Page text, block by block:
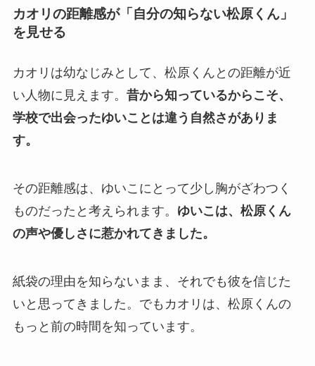
カオリの距離感が「自分の知らない松原くん」
を見せる
カオリは幼なじみとして、松原くんとの距離が近
い人物に見えます。 昔から知っているからこそ、
学校で出会ったゆいことは違う自然さがありま
す。
その距離感は、ゆいこにとって少し胸がざわつく
ものだったと考えられます。 ゆいこは、松原くん
の声や優しさに惹かれてきました。
紙袋の理由を知らないまま、それでも彼を信じた
いと思ってきました。でもカオリは、松原くんの
もっと前の時間を知っています。